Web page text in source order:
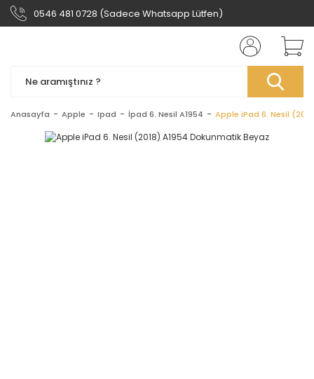
0546 481 0728 (Sadece Whatsapp Lütfen)
Anasayfa Apple Ipad İpad 6. Nesil A1954 Apple iPad 6. Nesil